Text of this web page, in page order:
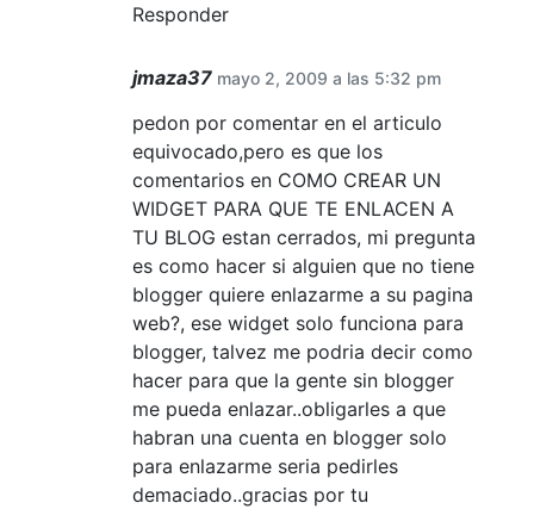
Responder
jmaza37 mayo 2, 2009 a las 5:32 pm
pedon por comentar en el articulo
equivocado,pero es que los
comentarios en COMO CREAR UN
WIDGET PARA QUE TE ENLACEN A
TU BLOG estan cerrados, mi pregunta
es como hacer si alguien que no tiene
blogger quiere enlazarme a su pagina
web?, ese widget solo funciona para
blogger, talvez me podria decir como
hacer para que la gente sin blogger
me pueda enlazar..obligarles a que
habran una cuenta en blogger solo
para enlazarme seria pedirles
demaciado..gracias por tu